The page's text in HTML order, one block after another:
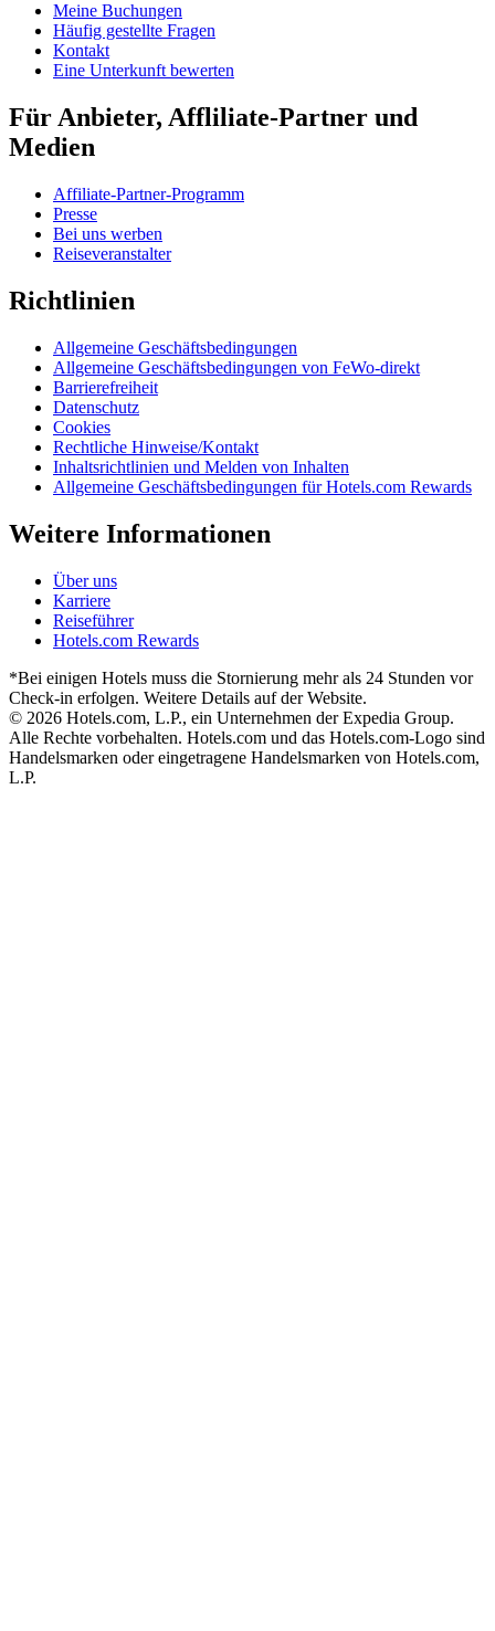
Meine Buchungen
Häufig gestellte Fragen
Kontakt
Eine Unterkunft bewerten
Für Anbieter, Affliliate-Partner und
Medien
Affiliate-Partner-Programm
Presse
Bei uns werben
Reiseveranstalter
Richtlinien
Allgemeine Geschäftsbedingungen
Allgemeine Geschäftsbedingungen von FeWo-direkt
Barrierefreiheit
Datenschutz
Cookies
Rechtliche Hinweise/Kontakt
Inhaltsrichtlinien und Melden von Inhalten
Allgemeine Geschäftsbedingungen für Hotels.com Rewards
Weitere Informationen
Über uns
Karriere
Reiseführer
Hotels.com Rewards
*Bei einigen Hotels muss die Stornierung mehr als 24 Stunden vor
Check-in erfolgen. Weitere Details auf der Website.
© 2026 Hotels.com, L.P., ein Unternehmen der Expedia Group.
Alle Rechte vorbehalten. Hotels.com und das Hotels.com-Logo sind
Handelsmarken oder eingetragene Handelsmarken von Hotels.com,
L.P.